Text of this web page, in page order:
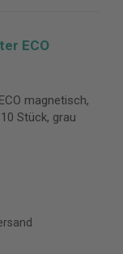
ECO
magnetisch,
Stück, grau